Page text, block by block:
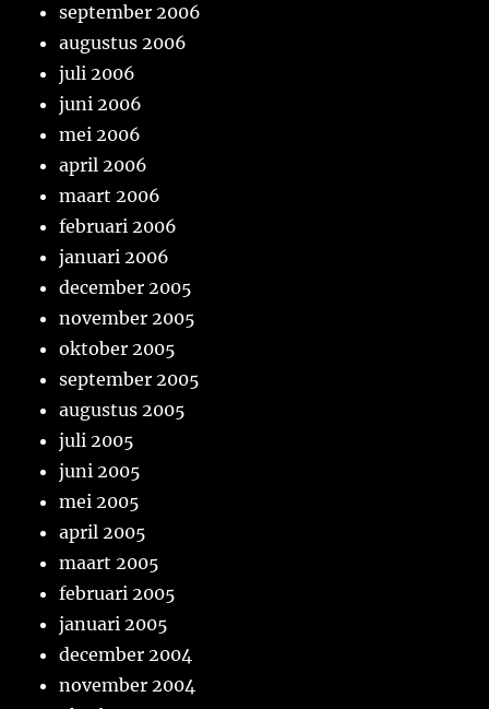
september 2006
augustus 2006
juli 2006
juni 2006
mei 2006
april 2006
maart 2006
februari 2006
januari 2006
december 2005
november 2005
oktober 2005
september 2005
augustus 2005
juli 2005
juni 2005
mei 2005
april 2005
maart 2005
februari 2005
januari 2005
december 2004
november 2004